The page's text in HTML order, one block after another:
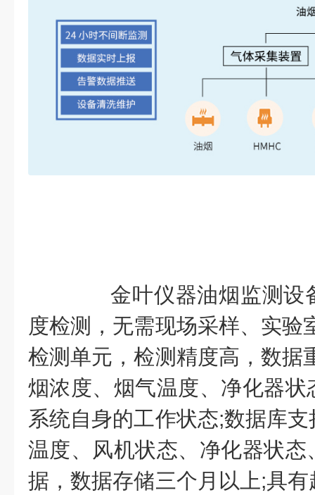
金叶仪器油烟监测设
度检测，无需现场采样、实验
检测单元，检测精度高，数据
烟浓度、烟气温度、净化器
系统自身的工作状态;数据库
温度、风机状态、净化器状
据，数据存储三个月以上;具